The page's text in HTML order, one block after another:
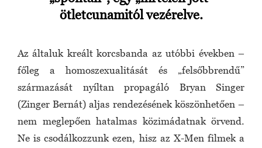
ötletcunamitól vezérelve.
Az általuk kreált korcsbanda az utóbbi években –
főleg a homoszexualitását és „felsőbbrendű”
származását nyíltan propagáló Bryan Singer
(Zinger Bernát) aljas rendezésének köszönhetően –
nem meglepően hatalmas közimádatnak örvend.
Ne is csodálkozzunk ezen, hisz az X-Men filmek a